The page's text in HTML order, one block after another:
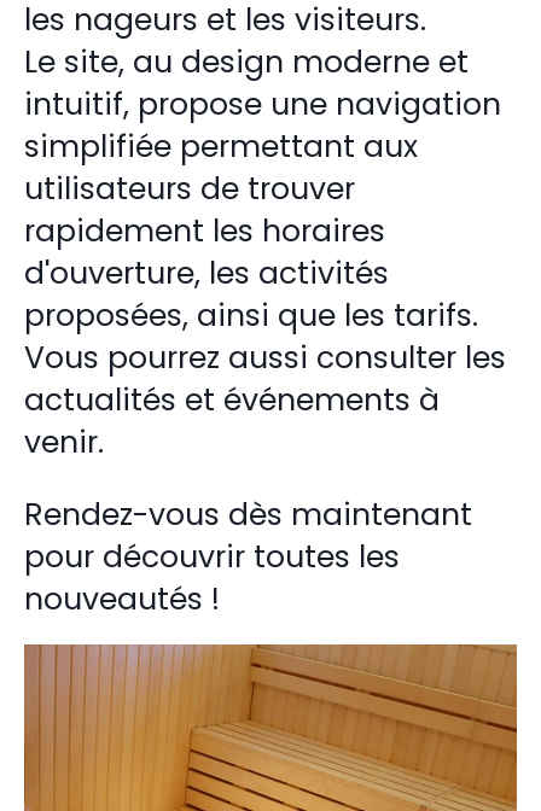
les nageurs et les visiteurs.
Le site, au design moderne et
intuitif, propose une navigation
simplifiée permettant aux
utilisateurs de trouver
rapidement les horaires
d'ouverture, les activités
proposées, ainsi que les tarifs.
Vous pourrez aussi consulter les
actualités et événements à
venir.
Rendez-vous dès maintenant
pour découvrir toutes les
nouveautés !